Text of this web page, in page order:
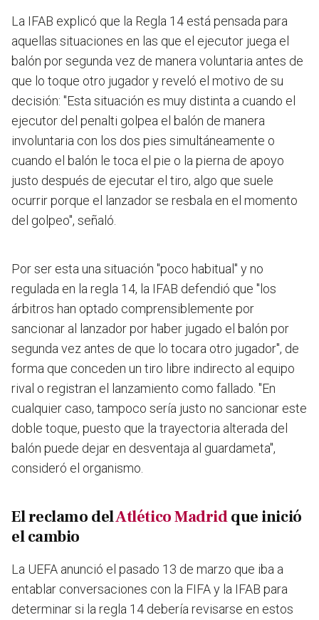
La IFAB explicó que la Regla 14 está pensada para
aquellas situaciones en las que el ejecutor juega el
balón por segunda vez de manera voluntaria antes de
que lo toque otro jugador y reveló el motivo de su
decisión: "Esta situación es muy distinta a cuando el
ejecutor del penalti golpea el balón de manera
involuntaria con los dos pies simultáneamente o
cuando el balón le toca el pie o la pierna de apoyo
justo después de ejecutar el tiro, algo que suele
ocurrir porque el lanzador se resbala en el momento
del golpeo", señaló.
Por ser esta una situación "poco habitual" y no
regulada en la regla 14, la IFAB defendió que "los
árbitros han optado comprensiblemente por
sancionar al lanzador por haber jugado el balón por
segunda vez antes de que lo tocara otro jugador", de
forma que conceden un tiro libre indirecto al equipo
rival o registran el lanzamiento como fallado. "En
cualquier caso, tampoco sería justo no sancionar este
doble toque, puesto que la trayectoria alterada del
balón puede dejar en desventaja al guardameta",
consideró el organismo.
El reclamo delAtlético Madridque inició
el cambio
La UEFA anunció el pasado 13 de marzo que iba a
entablar conversaciones con la FIFA y la IFAB para
determinar si la regla 14 debería revisarse en estos